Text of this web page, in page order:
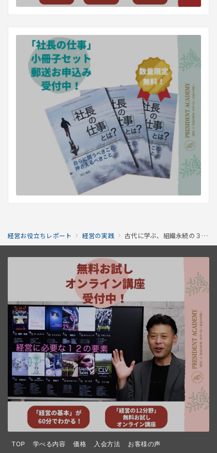
経営お役立ちレポート 経営の実践 古代に学ぶ、組織永続の３本柱
TOP 学べる内容 価格 入会方法 お客様の声